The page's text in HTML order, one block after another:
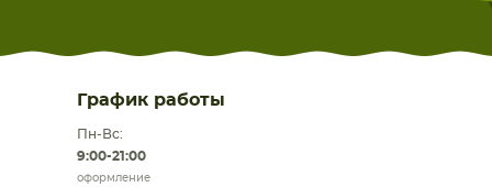
График работы
Пн-Вс:
9:00-21:00
оформление